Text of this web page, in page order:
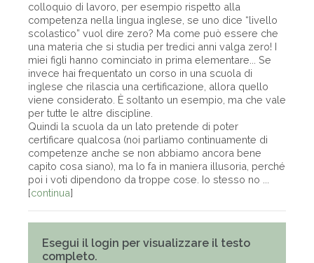
colloquio di lavoro, per esempio rispetto alla
competenza nella lingua inglese, se uno dice “livello
scolastico” vuol dire zero? Ma come può essere che
una materia che si studia per tredici anni valga zero! I
miei figli hanno cominciato in prima elementare... Se
invece hai frequentato un corso in una scuola di
inglese che rilascia una certificazione, allora quello
viene considerato. È soltanto un esempio, ma che vale
per tutte le altre discipline.
Quindi la scuola da un lato pretende di poter
certificare qualcosa (noi parliamo continuamente di
competenze anche se non abbiamo ancora bene
capito cosa siano), ma lo fa in maniera illusoria, perché
poi i voti dipendono da troppe cose. Io stesso no ...
[continua]
Esegui il login per visualizzare il testo
completo.